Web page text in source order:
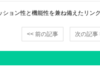
ョン性と機能性を兼ね備えたリン
<< 前の記事 次の記事